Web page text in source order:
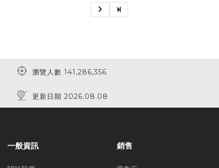
瀏覽人數 141,286,356
更新日期 2026.08.08
一般資訊 銷售